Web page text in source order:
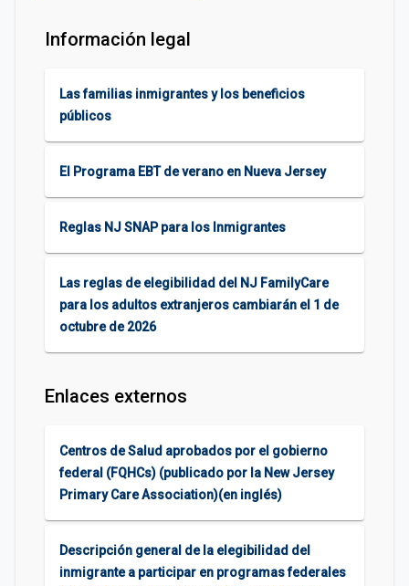
Información legal
Las familias inmigrantes y los beneficios
públicos
El Programa EBT de verano en Nueva Jersey
Reglas NJ SNAP para los Inmigrantes
Las reglas de elegibilidad del NJ FamilyCare
para los adultos extranjeros cambiarán el 1 de
octubre de 2026
Enlaces externos
Centros de Salud aprobados por el gobierno
federal (FQHCs) (publicado por la New Jersey
Primary Care Association)(en inglés)
Descripción general de la elegibilidad del
inmigrante a participar en programas federales